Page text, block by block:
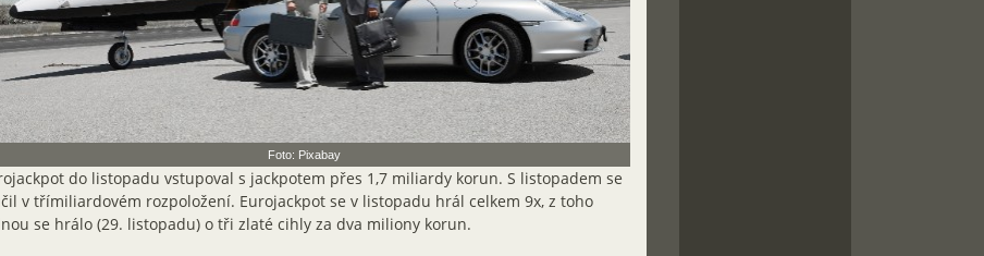
Foto: Pixabay
do listopadu vstupoval s jackpotem přes 1,7 miliardy korun. S listopadem se
v třímiliardovém rozpoložení. Eurojackpot se v listopadu hrál celkem 9x, z toho
se hrálo (29. listopadu) o tři zlaté cihly za dva miliony korun.